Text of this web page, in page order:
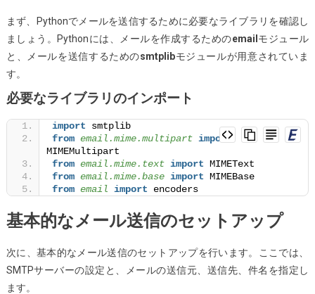
ァ
イ
ル
す
る
方
法
まず、Pythonでメールを送信するために必要なライブラリを確認し
ましょう。Pythonには、メールを作成するためのemail モジュール
と、メールを送信するためのsmtplibモジュールが用意されていま
す。
必要なライブラリのインポート
import smtplib
from email.mime.multipart import
MIMEMultipart
from email.mime.text import MIMEText
from email.mime.base import MIMEBase
from email import encoders
基本的なメール送信のセットアップ
次に、基本的なメール送信のセットアップを行います。ここでは、
SMTPサーバーの設定と、メールの送信元、送信先、件名を指定し
ます。